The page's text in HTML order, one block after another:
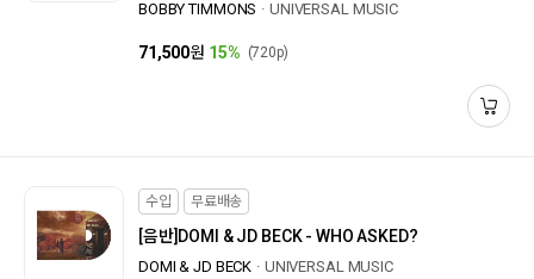
ASSIC SERIES] [180G LP]
BOBBY TIMMONS UNIVERSAL MUSIC
71,500원 15% (720p)
수입 무료배송
[음반] DOMI & JD BECK - WHO ASKED?
DOMI & JD BECK UNIVERSAL MUSIC